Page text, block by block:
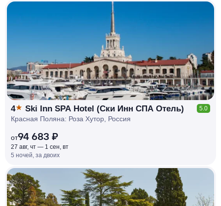
РУБЛЯ
МИ
Д
О 7
4 Ski Inn SPA Hotel (Ски Инн СПА Отель) 5.0
Красная Поляна: Роза Хутор, Россия
от94 683 ₽
27 авг, чт — 1 сен, вт
5 ночей, за двоих
КЕШБЭК
РУБЛЯ
МИ
Д
О 7
%